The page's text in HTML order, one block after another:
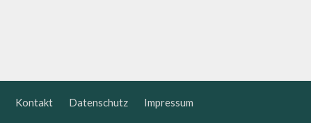
Kontakt Datenschutz Impressum